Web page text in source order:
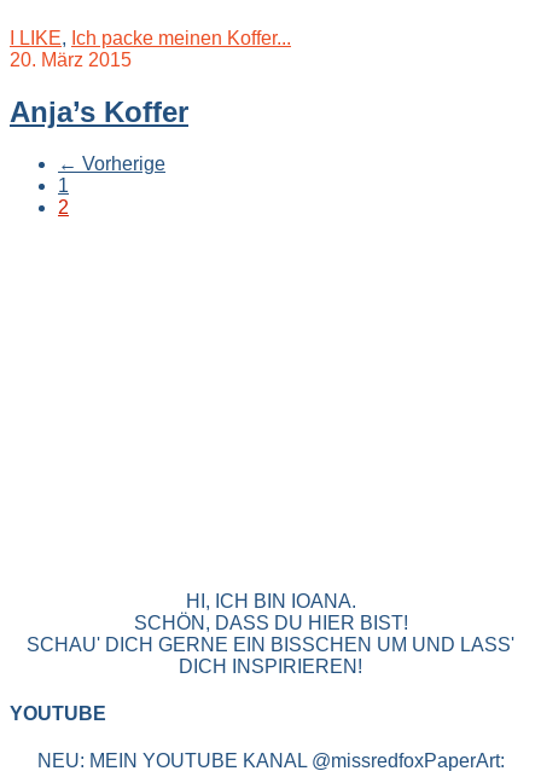
I LIKE, Ich packe meinen Koffer...
20. März 2015
Anja’s Koffer
← Vorherige
1
2
HI, ICH BIN IOANA.
SCHÖN, DASS DU HIER BIST!
SCHAU' DICH GERNE EIN BISSCHEN UM UND LASS'
DICH INSPIRIEREN!
YOUTUBE
NEU: MEIN YOUTUBE KANAL @missredfoxPaperArt: